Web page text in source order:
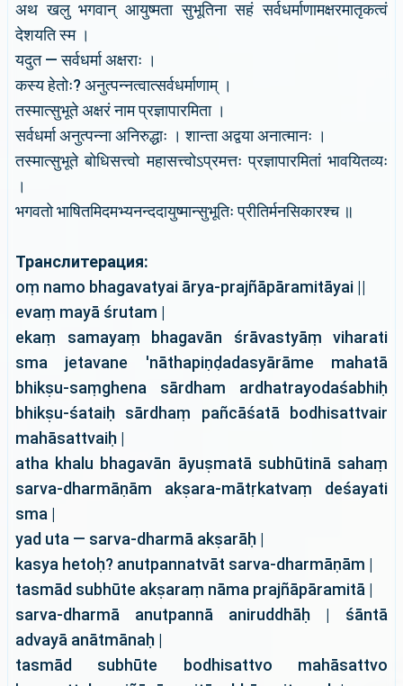
अथ खलु भगवान् आयुष्मता सुभूतिना सहं सर्वधर्माणामक्षरमातृकत्वं
देशयति स्म ।
यदुत — सर्वधर्मा अक्षराः ।
कस्य हेतोः? अनुत्पन्नत्वात्सर्वधर्माणाम् ।
तस्मात्सुभूते अक्षरं नाम प्रज्ञापारमिता ।
सर्वधर्मा अनुत्पन्ना अनिरुद्धाः । शान्ता अद्वया अनात्मानः ।
तस्मात्सुभूते बोधिसत्त्वो महासत्त्वोऽप्रमत्तः प्रज्ञापारमितां भावयितव्यः
।
भगवतो भाषितमिदमभ्यनन्ददायुष्मान्सुभूतिः प्रीतिर्मनसिकारश्च ॥
Транслитерация:
oṃ namo bhagavatyai ārya-prajñāpāramitāyai ||
evaṃ mayā śrutam |
ekaṃ samayaṃ bhagavān śrāvastyāṃ viharati
sma jetavane 'nāthapiṇḍadasyārāme mahatā
bhikṣu-saṃghena sārdham ardhatrayodaśabhiḥ
bhikṣu-śataiḥ sārdhaṃ pañcāśatā bodhisattvair
mahāsattvaiḥ |
atha khalu bhagavān āyuṣmatā subhūtinā sahaṃ
sarva-dharmāṇām akṣara-mātṛkatvaṃ deśayati
sma |
yad uta — sarva-dharmā akṣarāḥ |
kasya hetoḥ? anutpannatvāt sarva-dharmāṇām |
tasmād subhūte akṣaraṃ nāma prajñāpāramitā |
sarva-dharmā anutpannā aniruddhāḥ | śāntā
advayā anātmānaḥ |
tasmād subhūte bodhisattvo mahāsattvo